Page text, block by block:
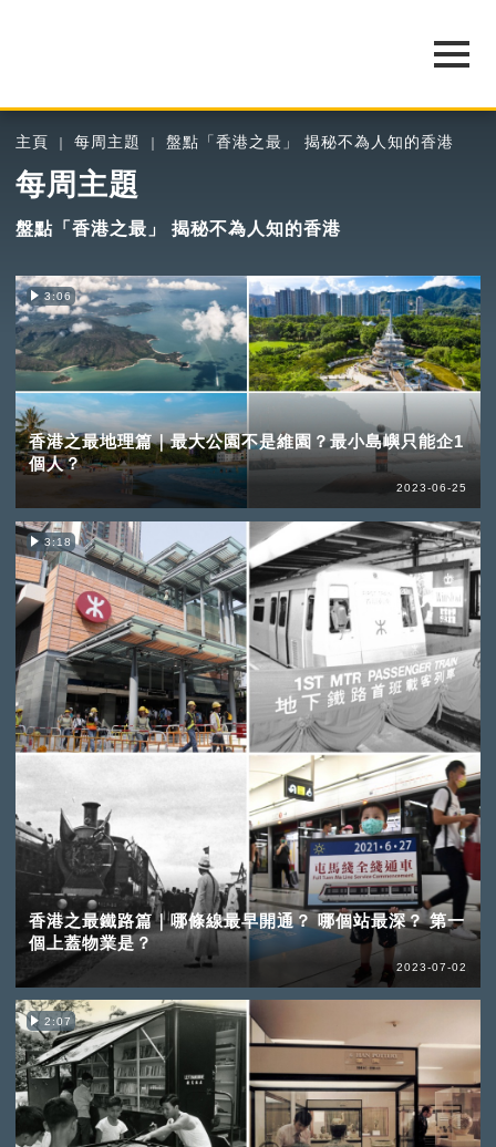
主頁 每周主題 盤點「香港之最」 揭秘不為人知的香港
每周主題
盤點「香港之最」 揭秘不為人知的香港
3:06
香港之最地理篇｜最大公園不是維園？最小島嶼只能企1
個人？
2023-06-25
3:18
香港之最鐵路篇｜哪條線最早開通？ 哪個站最深？ 第一
個上蓋物業是？
2023-07-02
2:07